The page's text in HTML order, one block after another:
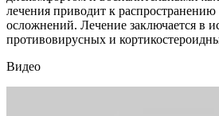
лечения приводит к
осложнений. Лечение заключается в
противовирусных и
Видео